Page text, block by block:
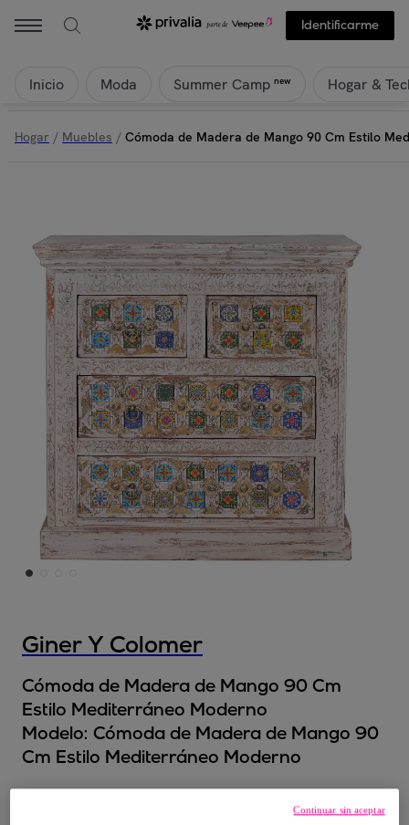
Identificarme
Inicio Moda Summer Camp new Hogar &
Hogar / Muebles / Cómoda de Madera de Mango 90 Cm Estilo
Giner Y Colomer
Cómoda de Madera de Mango 90 Cm
Estilo Mediterráneo Moderno
Modelo: Cómoda de Madera de Mango 90
Cm Estilo Mediterráneo Moderno
Continuar sin aceptar